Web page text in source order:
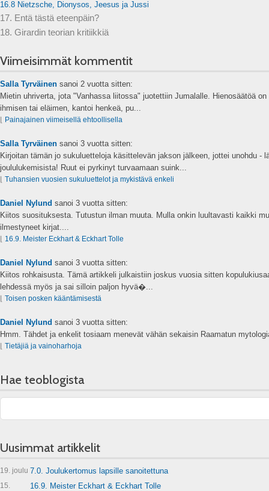
16.8 Nietzsche, Dionysos, Jeesus ja Jussi
17. Entä tästä eteenpäin?
18. Girardin teorian kritiikkiä
Viimeisimmät kommentit
Salla Tyrväinen sanoi 2 vuotta sitten:
Mietin uhriverta, jota "Vanhassa liitossa" juotettiin Jumalalle. Hienosäätöä
ihmisen tai eläimen, kantoi henkeä, pu...
⌊ Painajainen viimeisellä ehtoollisella
Salla Tyrväinen sanoi 3 vuotta sitten:
Kirjoitan tämän jo sukuluetteloja käsittelevän jakson jälkeen, jottei unohdu -
joululukemisista! Ruut ei pyrkinyt turvaamaan suink...
⌊ Tuhansien vuosien sukuluettelot ja mykistävä enkeli
Daniel Nylund sanoi 3 vuotta sitten:
Kiitos suosituksesta. Tutustun ilman muuta. Mulla onkin luultavasti kaikki
ilmestyneet kirjat....
⌊ 16.9. Meister Eckhart & Eckhart Tolle
Daniel Nylund sanoi 3 vuotta sitten:
Kiitos rohkaisusta. Tämä artikkeli julkaistiin joskus vuosia sitten
lehdessä myös ja sai silloin paljon hyvä�...
⌊ Toisen posken kääntämisestä
Daniel Nylund sanoi 3 vuotta sitten:
Hmm. Tähdet ja enkelit tosiaam menevät vähän sekaisin Raamatun
⌊ Tietäjiä ja vainoharhoja
Hae teoblogista
Uusimmat artikkelit
19. joulu 7.0. Joulukertomus lapsille sanoitettuna
15.
16.9. Meister Eckhart & Eckhart Tolle